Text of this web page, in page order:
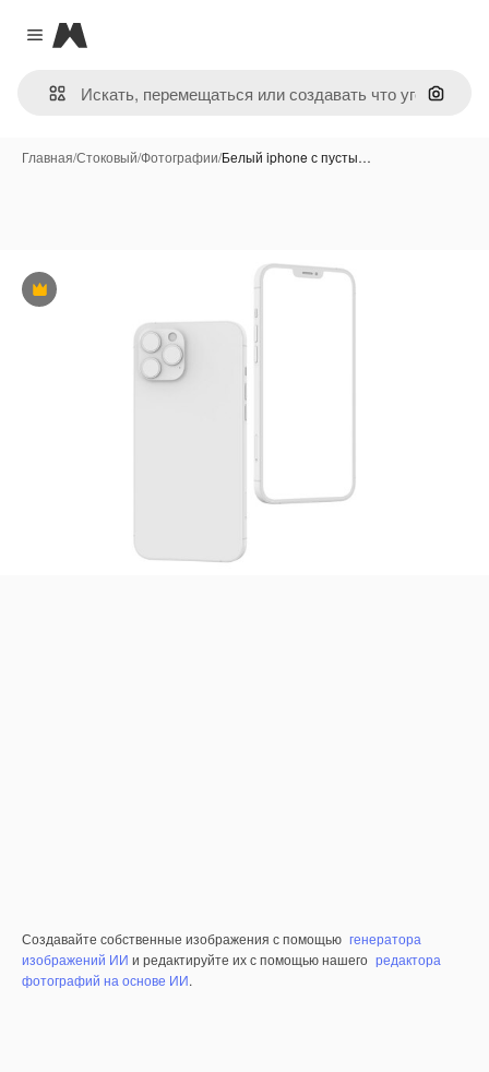
Close menu
Magnific
Поиск
Главная/Стоковый/Фотографии/Белый iphone с пусты…
Премиум
Создавайте собственные изображения с помощью генератора
изображений ИИ и редактируйте их с помощью нашего редактора
фотографий на основе ИИ.